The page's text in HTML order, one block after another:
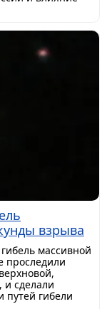
взрыва
массивной
проследили
и сделали
путей гибели